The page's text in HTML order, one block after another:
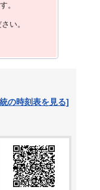
。
い。
の時刻表を見る]